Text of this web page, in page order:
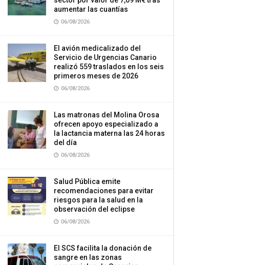
aumentar las cuantías
06/08/2026
El avión medicalizado del
Servicio de Urgencias Canario
realizó 559 traslados en los seis
primeros meses de 2026
06/08/2026
Las matronas del Molina Orosa
ofrecen apoyo especializado a
la lactancia materna las 24 horas
del día
06/08/2026
Salud Pública emite
recomendaciones para evitar
riesgos para la salud en la
observación del eclipse
06/08/2026
El SCS facilita la donación de
sangre en las zonas